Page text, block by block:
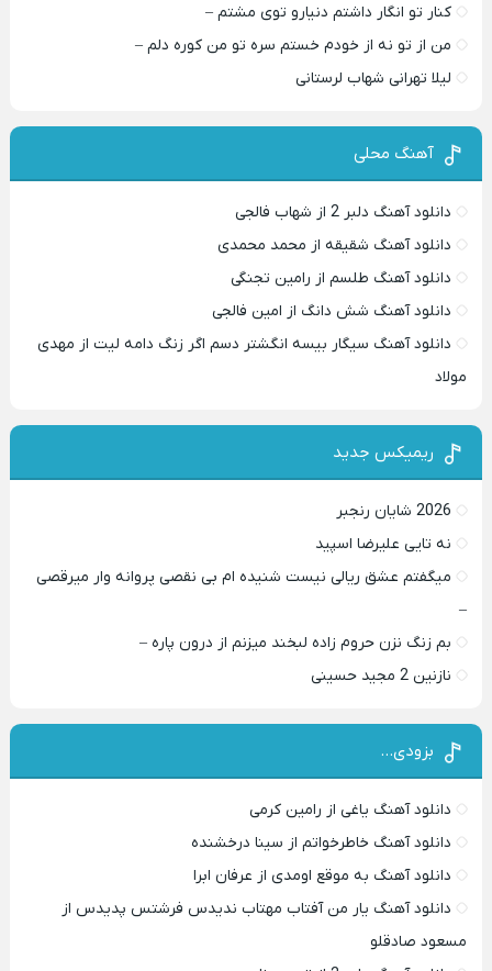
کنار تو انگار داشتم دنیارو توی مشتم –
من از تو نه از خودم خستم سره تو من کوره دلم –
لیلا تهرانی شهاب لرستانی
آهنگ محلی
دانلود آهنگ دلبر 2 از شهاب فالجی
دانلود آهنگ شقیقه از محمد محمدی
دانلود آهنگ طلسم از رامین تجنگی
دانلود آهنگ شش دانگ از امین فالجی
دانلود آهنگ سیگار بیسه انگشتر دسم اگر زنگ دامه لیت از مهدی
مولاد
ریمیکس جدید
2026 شایان رنجبر
نه تایی علیرضا اسپید
میگفتم عشق ریالی نیست شنیده ام بی نقصی پروانه وار میرقصی
–
بم زنگ نزن حروم زاده لبخند میزنم از درون پاره –
نازنین 2 مجید حسینی
بزودی…
دانلود آهنگ یاغی از رامین کرمی
دانلود آهنگ خاطرخواتم از سینا درخشنده
دانلود آهنگ به موقع اومدی از عرفان ابرا
دانلود آهنگ یار من آفتاب مهتاب ندیدس فرشتس پدیدس از
مسعود صادقلو